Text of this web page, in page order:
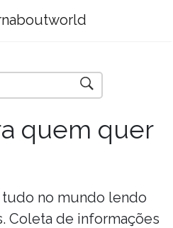
quem quer
no mundo lendo
Coleta de informações